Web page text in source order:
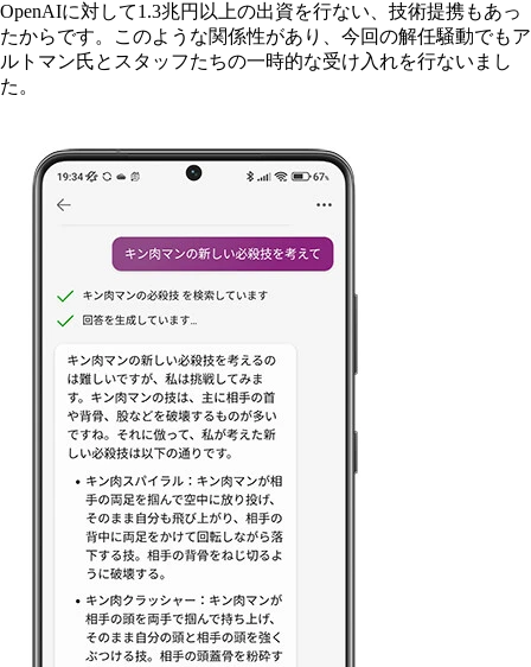
OpenAIに対して1.3兆円以上の出資を行ない、技術提携もあっ
たからです。このような関係性があり、今回の解任騒動でもア
ルトマン氏とスタッフたちの一時的な受け入れを行ないまし
た。